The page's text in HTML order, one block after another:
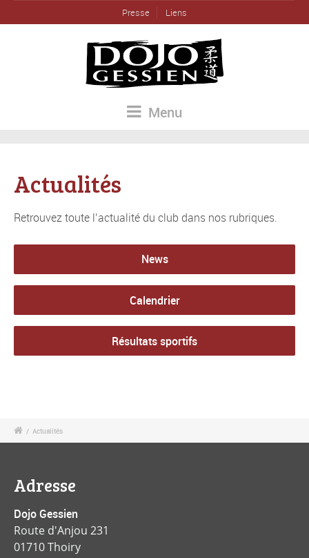
Presse Liens
Menu
Actualités
Retrouvez toute l’actualité du club dans nos rubriques.
News
Calendrier
Résultats sportifs
/ Actualités
Adresse
Dojo Gessien
Route d'Anjou 231
01710 Thoiry